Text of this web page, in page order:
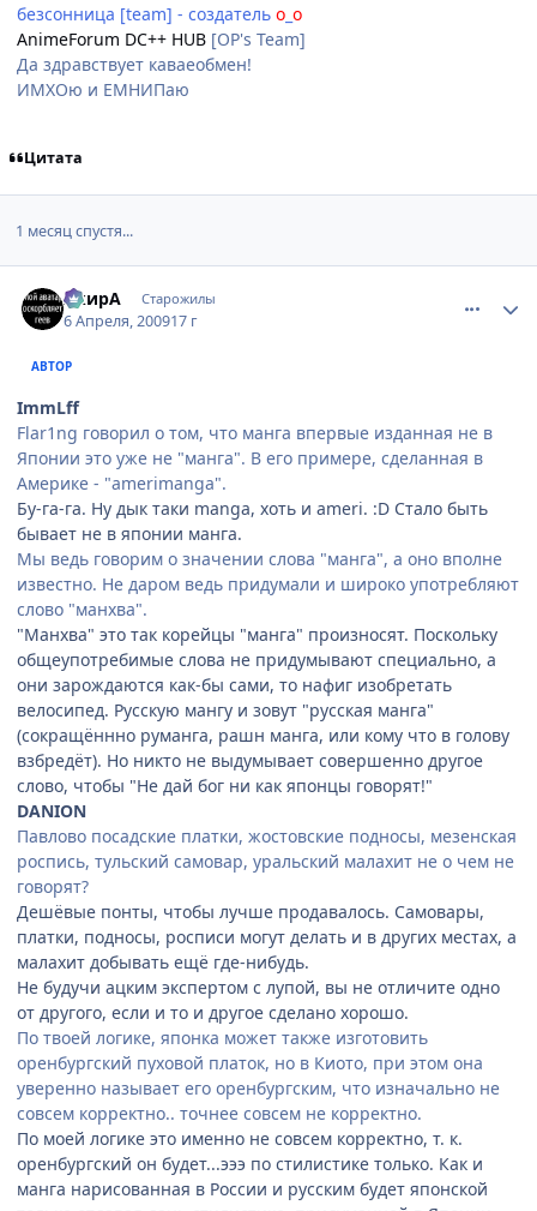
безсонница [team] - создатель о о
AnimeForum DC++ HUB [OP's Team]
Да здравствует каваеобмен!
ИМХОю и ЕМНИПаю
Цитата
1 месяц спустя...
АкирА Старожилы
6 Апреля, 200917 г
АВТОР
ImmLff
Flar1ng говорил о том, что манга впервые изданная не в
Японии это уже не "манга". В его примере, сделанная в
Америке - "amerimanga".
Бу-га-га. Ну дык таки manga, хоть и ameri. :D Стало быть
бывает не в японии манга.
Мы ведь говорим о значении слова "манга", а оно вполне
известно. Не даром ведь придумали и широко употребляют
слово "манхва".
"Манхва" это так корейцы "манга" произносят. Поскольку
общеупотребимые слова не придумывают специально, а
они зарождаются как-бы сами, то нафиг изобретать
велосипед. Русскую мангу и зовут "русская манга"
(сокращённно руманга, рашн манга, или кому что в голову
взбредёт). Но никто не выдумывает совершенно другое
слово, чтобы "Не дай бог ни как японцы говорят!"
DANION
Павлово посадские платки, жостовские подносы, мезенская
роспись, тульский самовар, уральский малахит не о чем не
говорят?
Дешёвые понты, чтобы лучше продавалось. Самовары,
платки, подносы, росписи могут делать и в других местах, а
малахит добывать ещё где-нибудь.
Не будучи ацким экспертом с лупой, вы не отличите одно
от другого, если и то и другое сделано хорошо.
По твоей логике, японка может также изготовить
оренбургский пуховой платок, но в Киото, при этом она
уверенно называет его оренбургским, что изначально не
совсем корректно.. точнее совсем не корректно.
По моей логике это именно не совсем корректно, т. к.
оренбургский он будет...эээ по стилистике только. Как и
манга нарисованная в России и русским будет японской